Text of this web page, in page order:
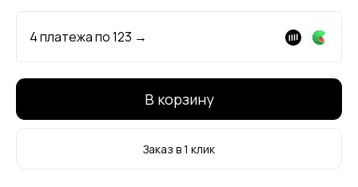
4 платежа по123 →
В корзину
Заказ в 1 клик